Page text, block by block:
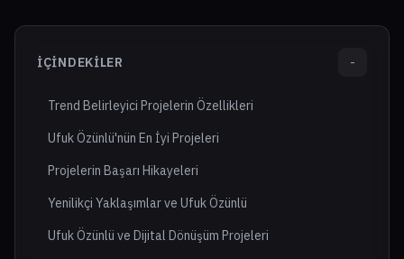
İÇINDEKILER -
Trend Belirleyici Projelerin Özellikleri
Ufuk Özünlü'nün En İyi Projeleri
Projelerin Başarı Hikayeleri
Yenilikçi Yaklaşımlar ve Ufuk Özünlü
Ufuk Özünlü ve Dijital Dönüşüm Projeleri